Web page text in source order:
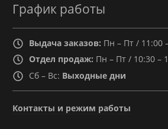
График работы
Выдача заказов: Пн – Пт / 11:00
Отдел продаж: Пн – Пт / 10:30 –
Сб – Вс: Выходные дни
Контакты и режим работы